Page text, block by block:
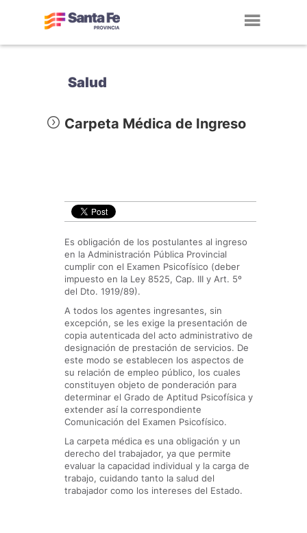
Salud
Carpeta Médica de Ingreso
Es obligación de los postulantes al ingreso
en la Administración Pública Provincial
cumplir con el Examen Psicofísico (deber
impuesto en la Ley 8525, Cap. III y Art. 5º
del Dto. 1919/89).
A todos los agentes ingresantes, sin
excepción, se les exige la presentación de
copia autenticada del acto administrativo de
designación de prestación de servicios. De
este modo se establecen los aspectos de
su relación de empleo público, los cuales
constituyen objeto de ponderación para
determinar el Grado de Aptitud Psicofísica y
extender así la correspondiente
Comunicación del Examen Psicofísico.
La carpeta médica es una obligación y un
derecho del trabajador, ya que permite
evaluar la capacidad individual y la carga de
trabajo, cuidando tanto la salud del
trabajador como los intereses del Estado.